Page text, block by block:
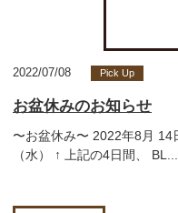
2022/07/08 Pick Up
お盆休みのお知らせ
〜お盆休み〜 2022年8月 14
（水） ↑ 上記の4日間、 BL...